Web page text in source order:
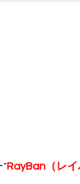
"RayBan（レイ